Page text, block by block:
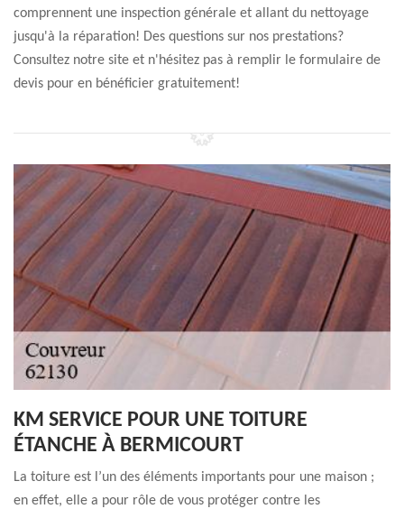
comprennent une inspection générale et allant du nettoyage
jusqu'à la réparation! Des questions sur nos prestations?
Consultez notre site et n'hésitez pas à remplir le formulaire de
devis pour en bénéficier gratuitement!
KM SERVICE POUR UNE TOITURE
ÉTANCHE À BERMICOURT
La toiture est l’un des éléments importants pour une maison ;
en effet, elle a pour rôle de vous protéger contre les